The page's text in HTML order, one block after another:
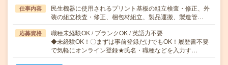
仕事内容
民生機器に使用されるプリント基板の組立検査・修正、外
装の組立検査・修正、梱包材組立、製品運搬、製造管…
応募資格
職種未経験OK / ブランクOK / 英語力不要
◆未経験OK！〇まずは事前登録だけでもOK！履歴書不要
で気軽にオンライン登録★氏名・職種などを入力す…